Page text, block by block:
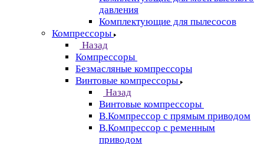
давления
Комплектующие для пылесосов
Компрессоры
Назад
Компрессоры
Безмасляные компрессоры
Винтовые компрессоры
Назад
Винтовые компрессоры
В.Компрессор с прямым приводом
В.Компрессор с ременным
приводом